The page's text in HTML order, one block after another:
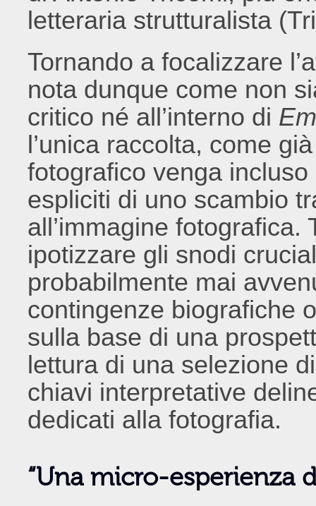
letteraria strutturalista
Tornando a focalizzare
nota dunque come non
critico né all’interno di
l’unica raccolta, come
fotografico venga
espliciti di uno scambio
all’immagine
ipotizzare gli snodi
probabilmente mai
contingenze biografiche
sulla base di una
lettura di una selezione
chiavi interpretative
dedicati alla fotografia.
“Una micro-esperienza